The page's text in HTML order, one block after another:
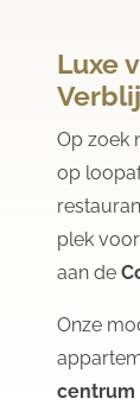
Luxe
Op zoek
op
plek
aan de
Onze
centrum